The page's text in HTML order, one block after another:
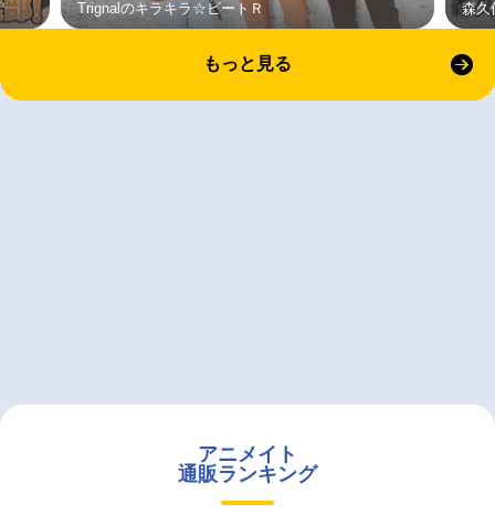
Trignalのキラキラ☆ビートＲ 森久
もっと見る
アニメイト
通販ランキング